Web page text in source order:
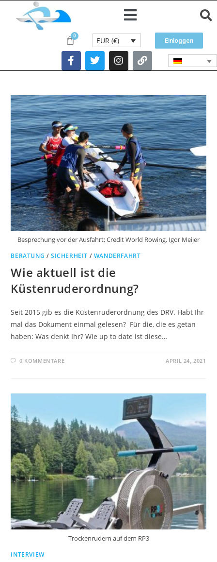
EUR (€) Einloggen
Besprechung vor der Ausfahrt; Credit World Rowing, Igor Meijer
BERATUNG /SICHERHEIT / WANDERFAHRT
Wie aktuell ist die
Küstenruderordnung?
Seit 2015 gib es die Küstenruderordnung des DRV. Habt Ihr
mal das Dokument einmal gelesen? Für die, die es getan
haben: Was denkt Ihr? Wie up to date ist diese…
0 KOMMENTARE APRIL 24, 2021
Trockenrudern auf dem RP3
INTERVIEW